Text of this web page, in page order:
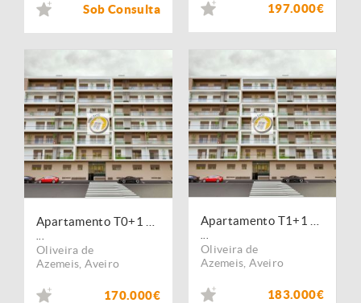
Sob Consulta 197.000€
Oliveira de
Azemeis ,Aveiro
170.000€
Oliveira de
Azemeis ,Aveiro
183.000€